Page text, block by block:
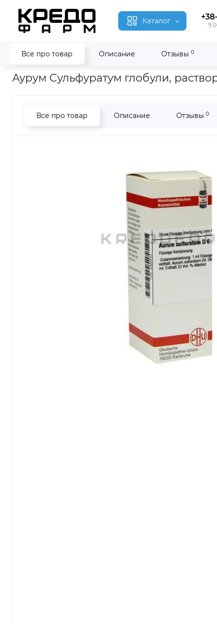
Каталог
Все про товар Описание Отзывы 0
Главная Гомеопатия Аурум Сульфуратум ● Aurum
Аурум Сульфуратум глобули,
Все про товар Описание Отзывы 0